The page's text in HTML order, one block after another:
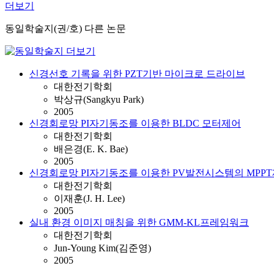
더보기
동일학술지(권/호) 다른 논문
신경선호 기록을 위한 PZT기반 마이크로 드라이브
대한전기학회
박상규(Sangkyu Park)
2005
신경회로망 PI자기동조를 이용한 BLDC 모터제어
대한전기학회
배은경(E. K. Bae)
2005
신경회로망 PI자기동조를 이용한 PV발전시스템의
대한전기학회
이재훈(J. H. Lee)
2005
실내 환경 이미지 매칭을 위한 GMM-KL프레임워크
대한전기학회
Jun-Young Kim(김준영)
2005